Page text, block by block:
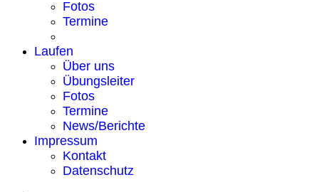
Fotos
Termine
Laufen
Über uns
Übungsleiter
Fotos
Termine
News/Berichte
Impressum
Kontakt
Datenschutz